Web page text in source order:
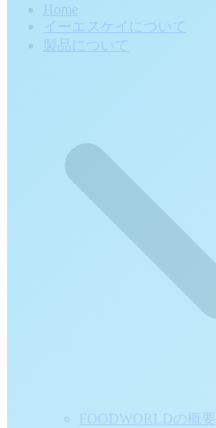
Home
イーエスケイについて
製品について
FOODWORLDの概要